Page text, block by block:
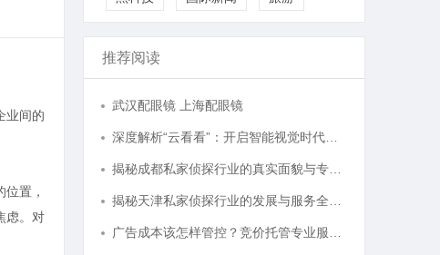
业间的
置，
虑。对
推荐阅读
武汉配眼镜 上海配眼镜